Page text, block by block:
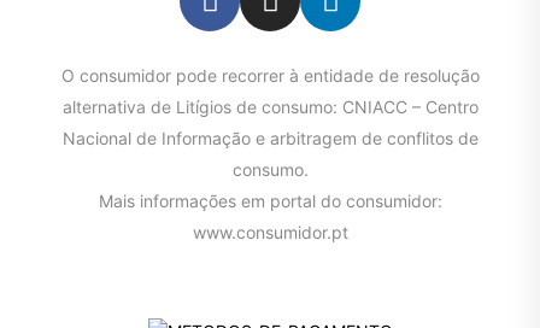
O consumidor pode recorrer à entidade de resolução
alternativa de Litígios de consumo: CNIACC – Centro
Nacional de Informação e arbitragem de conflitos de
consumo.
Mais informações em portal do consumidor:
www.consumidor.pt